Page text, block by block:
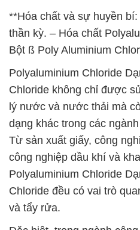
**Hóa chất và sự huyền
thần kỳ. – Hóa chất
Bột ß Poly Aluminium
Polyaluminium Chloride
Chloride không chỉ được
lý nước và nước thải mà
dạng khác trong các
Từ sản xuất giấy, công
công nghiệp dầu khí và
Polyaluminium Chloride
Chloride đều có vai trò
và tẩy rửa.